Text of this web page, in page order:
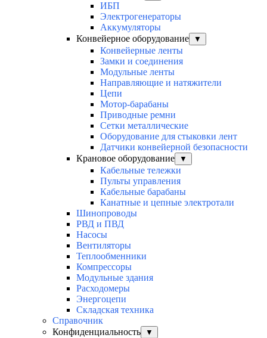
ИБП
Электрогенераторы
Аккумуляторы
Конвейерное оборудование
▼
Конвейерные ленты
Замки и соединения
Модульные ленты
Направляющие и натяжители
Цепи
Мотор-барабаны
Приводные ремни
Сетки металлические
Оборудование для стыковки лент
Датчики конвейерной безопасности
Крановое оборудование
▼
Кабельные тележки
Пульты управления
Кабельные барабаны
Канатные и цепные электротали
Шинопроводы
РВД и ПВД
Насосы
Вентиляторы
Теплообменники
Компрессоры
Модульные здания
Расходомеры
Энергоцепи
Складская техника
Справочник
Конфиденциальность
▼